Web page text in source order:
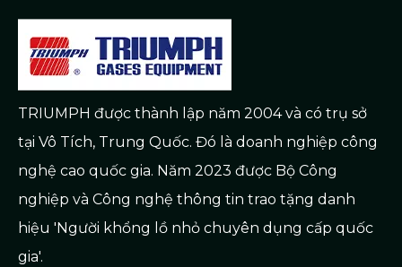
TRIUMPH được thành lập năm 2004 và có trụ sở
tại Vô Tích, Trung Quốc. Đó là doanh nghiệp công
nghệ cao quốc gia. Năm 2023 được Bộ Công
nghiệp và Công nghệ thông tin trao tặng danh
hiệu 'Người khổng lồ nhỏ chuyên dụng cấp quốc
gia'.